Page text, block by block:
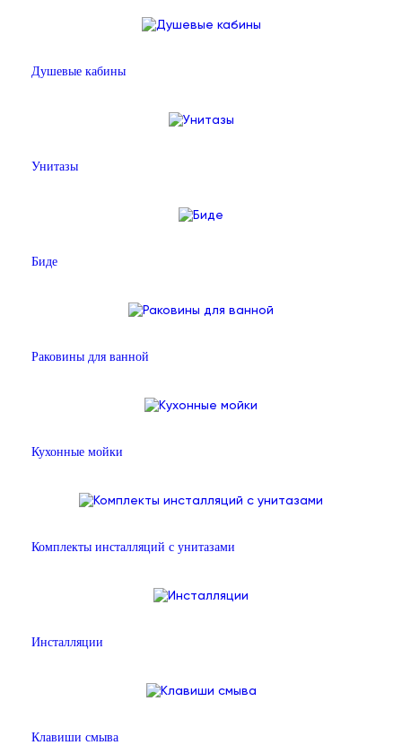
Душевые кабины
Унитазы
Биде
Раковины для ванной
Кухонные мойки
Комплекты инсталляций с унитазами
Инсталляции
Клавиши смыва